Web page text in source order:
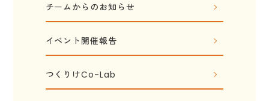
チームからのお知らせ
イベント開催報告
つくりけCo-Lab